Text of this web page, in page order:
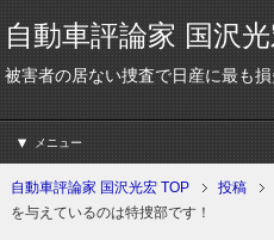
自動車評論家 国沢
被害者の居ない捜査で日産に最も
メニュー
自動車評論家 国沢光宏 TOP 投稿
を与えているのは特捜部です！